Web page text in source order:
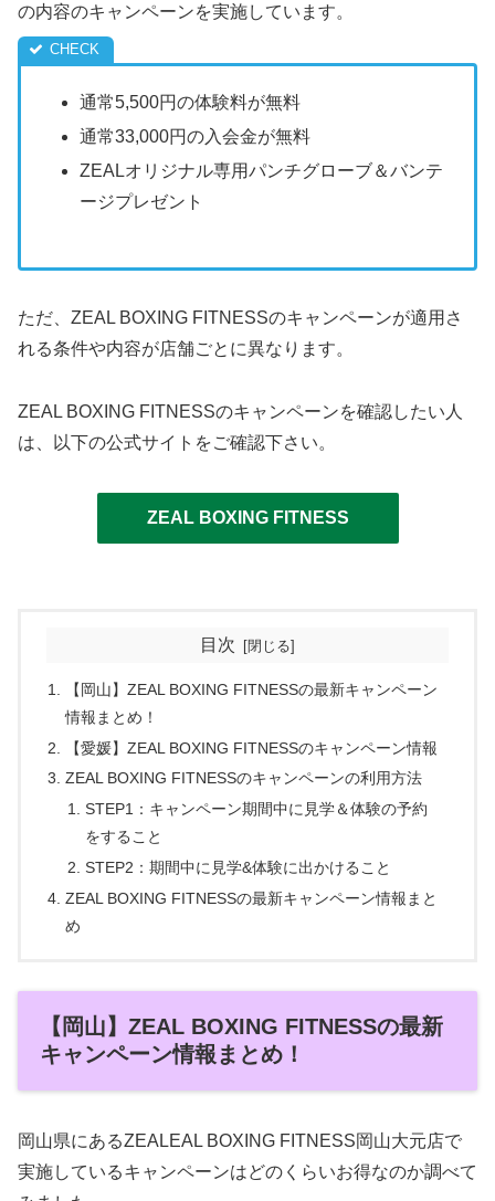
の内容のキャンペーンを実施しています。
通常5,500円の体験料が無料
通常33,000円の入会金が無料
ZEALオリジナル専用パンチグローブ＆バンテ
ージプレゼント
ただ、ZEAL BOXING FITNESSのキャンペーンが適用さ
れる条件や内容が店舗ごとに異なります。
ZEAL BOXING FITNESSのキャンペーンを確認したい人
は、以下の公式サイトをご確認下さい。
ZEAL BOXING FITNESS
目次
【岡山】ZEAL BOXING FITNESSの最新キャンペーン
情報まとめ！
【愛媛】ZEAL BOXING FITNESSのキャンペーン情報
ZEAL BOXING FITNESSのキャンペーンの利用方法
STEP1：キャンペーン期間中に見学＆体験の予約
をすること
STEP2：期間中に見学&体験に出かけること
ZEAL BOXING FITNESSの最新キャンペーン情報まと
め
【岡山】ZEAL BOXING FITNESSの最新
キャンペーン情報まとめ！
岡山県にあるZEALEAL BOXING FITNESS岡山大元店で
実施しているキャンペーンはどのくらいお得なのか調べて